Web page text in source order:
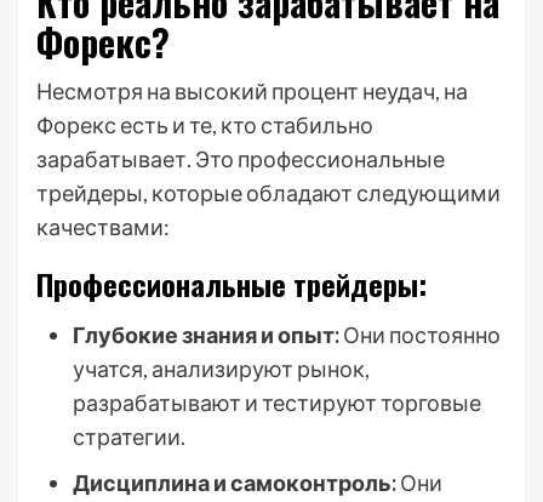
Форекс?
Несмотря на высокий процент неудач, на
Форекс есть и те, кто стабильно
зарабатывает. Это профессиональные
трейдеры, которые обладают следующими
качествами:
Профессиональные трейдеры:
Глубокие знания и опыт:Они постоянно
учатся, анализируют рынок,
разрабатывают и тестируют торговые
стратегии.
Дисциплина и самоконтроль:Они